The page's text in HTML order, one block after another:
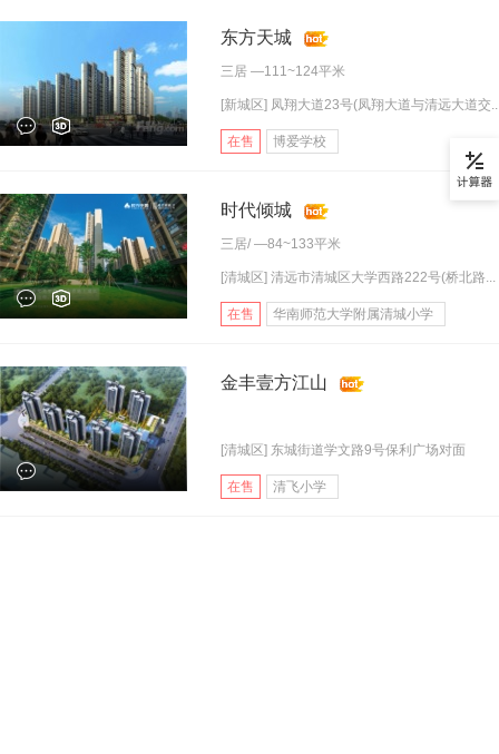
东方天城
三居 —111~124平米
[新城区] 凤翔大道23号(凤翔大道与清远大道交
在售 博爱学校
时代倾城
三居/ —84~133平米
[清城区] 清远市清城区大学西路222号(桥北路...
在售 华南师范大学附属清城小学
金丰壹方江山
[清城区] 东城街道学文路9号保利广场对面
在售 清飞小学